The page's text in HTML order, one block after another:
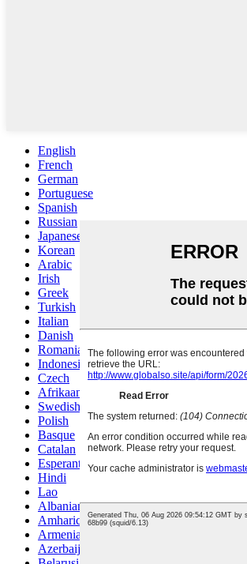
English
French
German
Portuguese
Spanish
Russian
Japanese
Korean
Arabic
Irish
Greek
Turkish
Italian
Danish
Romanian
Indonesian
Czech
Afrikaans
Swedish
Polish
Basque
Catalan
Esperanto
Hindi
Lao
Albanian
Amharic
Armenian
Azerbaijani